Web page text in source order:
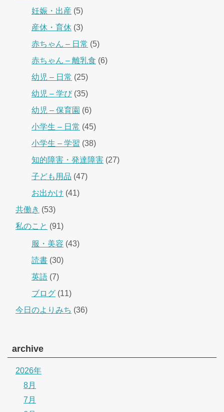
妊娠・出産 (5)
産休・育休 (3)
赤ちゃん – 日常 (5)
赤ちゃん – 離乳食 (6)
幼児 – 日常 (25)
幼児 – 学び(35)
幼児 – 保育園 (6)
小学生 – 日常 (45)
小学生 – 学習 (38)
知的障害・発達障害 (27)
子ども用品 (47)
お出かけ (41)
共働き (53)
私のこと (91)
服・美容 (43)
読書 (30)
英語 (7)
ブログ (11)
今日のよりみち (36)
archive
2026年
8月
7月